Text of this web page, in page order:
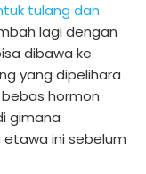
tulang dan
lagi dengan
dibawa ke
yang dipelihara
hormon
gimana
etawa ini sebelum